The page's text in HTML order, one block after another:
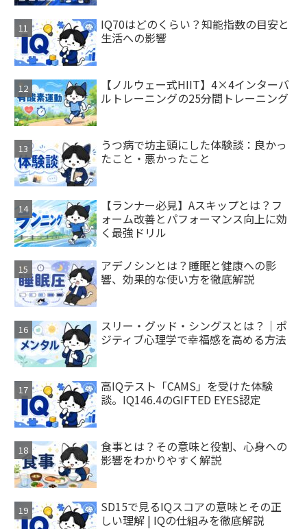
IQ70はどのくらい？知能指数の目安と
生活への影響
【ノルウェー式HIIT】4×4インターバ
ルトレーニングの25分間トレーニング
うつ病で坊主頭にした体験談：良かっ
たこと・悪かったこと
【ランナー必見】Aスキップとは？フ
ォーム改善とパフォーマンス向上に効
く最強ドリル
アデノシンとは？睡眠と健康への影
響、効果的な使い方を徹底解説
スリー・グッド・シングスとは？｜ポ
ジティブ心理学で幸福感を高める方法
高IQテスト「CAMS」を受けた体験
談。IQ146.4のGIFTED EYES認定
食事とは？その意味と役割、心身への
影響をわかりやすく解説
SD15で見るIQスコアの意味とその正
しい理解 | IQの仕組みを徹底解説